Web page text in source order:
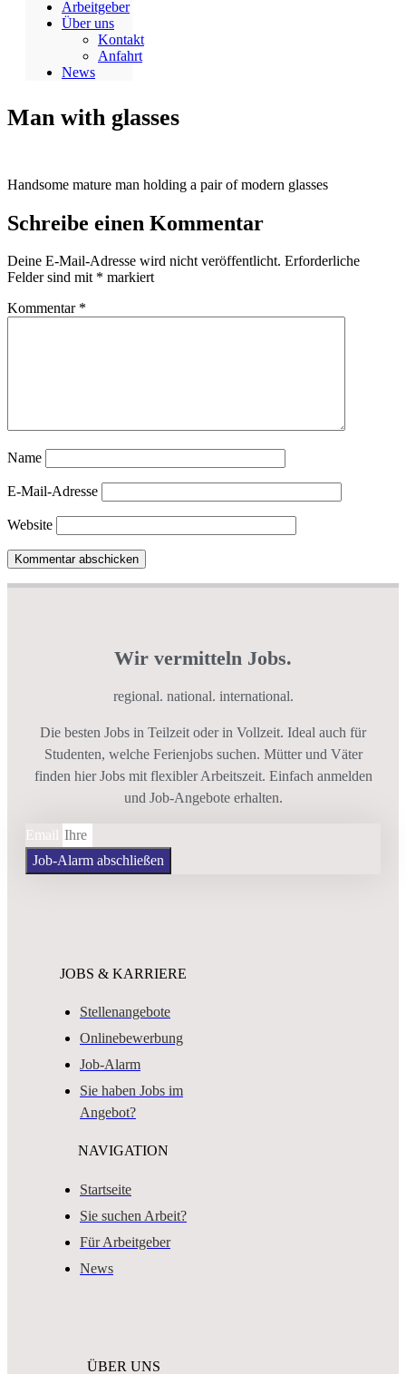
Arbeitgeber
Über uns
Kontakt
Anfahrt
News
Man with glasses
Handsome mature man holding a pair of modern glasses
Schreibe einen Kommentar
Deine E-Mail-Adresse wird nicht veröffentlicht. Erforderliche
Felder sind mit * markiert
Kommentar *
Name
E-Mail-Adresse
Website
Wir vermitteln Jobs.
regional. national. international.
Die besten Jobs in Teilzeit oder in Vollzeit. Ideal auch für
Studenten, welche Ferienjobs suchen. Mütter und Väter
finden hier Jobs mit flexibler Arbeitszeit. Einfach anmelden
und Job-Angebote erhalten.
Email
Job-Alarm abschließen
JOBS & KARRIERE
Stellenangebote
Onlinebewerbung
Job-Alarm
Sie haben Jobs im
Angebot?
NAVIGATION
Startseite
Sie suchen Arbeit?
Für Arbeitgeber
News
ÜBER UNS